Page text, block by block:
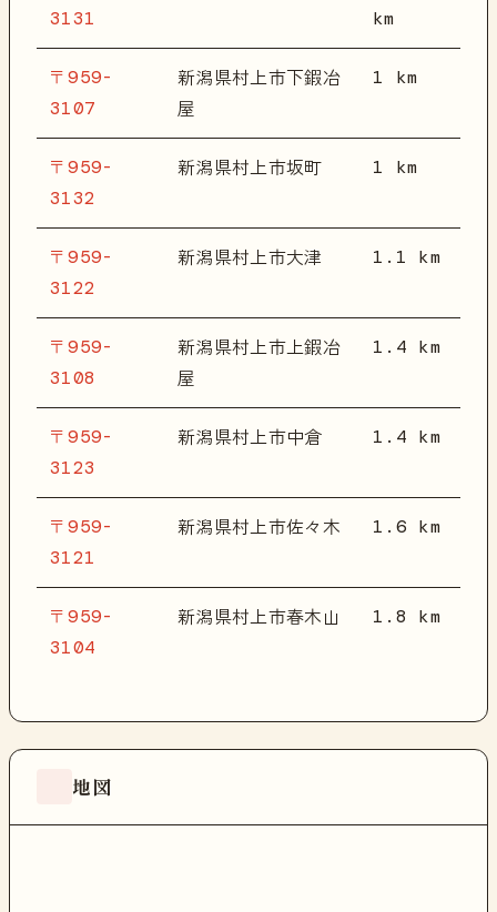
3131 km
〒959-
3107
新潟県村上市下鍜冶
屋
1 km
〒959-
3132
新潟県村上市坂町 1 km
〒959-
3122
新潟県村上市大津 1.1 km
〒959-
3108
新潟県村上市上鍜冶
屋
1.4 km
〒959-
3123
新潟県村上市中倉 1.4 km
〒959-
3121
新潟県村上市佐々木 1.6 km
〒959-
3104
新潟県村上市春木山 1.8 km
地図